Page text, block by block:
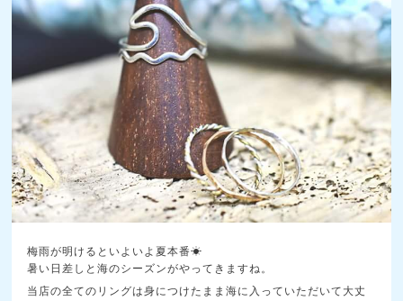
梅雨が明けるといよいよ夏本番☀
暑い日差しと海のシーズンがやってきますね。
当店の全てのリングは身につけたまま海に入っていただいて大丈